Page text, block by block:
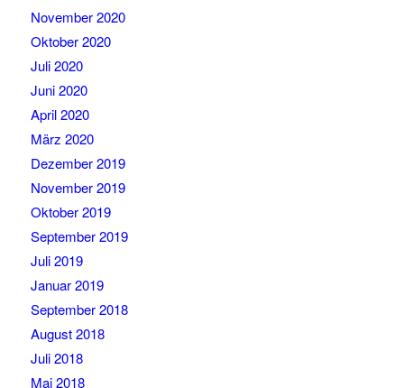
November 2020
Oktober 2020
Juli 2020
Juni 2020
April 2020
März 2020
Dezember 2019
November 2019
Oktober 2019
September 2019
Juli 2019
Januar 2019
September 2018
August 2018
Juli 2018
Mai 2018